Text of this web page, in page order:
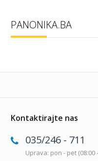
PANONIKA.BA
Kontaktirajte nas
035/246 - 711
Uprava: pon - pet (08:00